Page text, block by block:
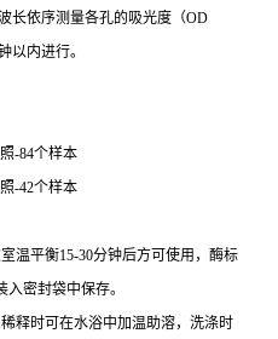
长依序测量各孔的吸光度（OD
以内进行。
-84个样本
-42个样本
温平衡15-30分钟后方可使用，酶标
密封袋中保存。
释时可在水浴中加温助溶，洗涤时